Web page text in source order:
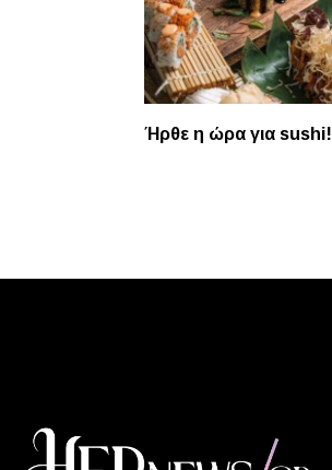
Ήρθε η ώρα για sushi!